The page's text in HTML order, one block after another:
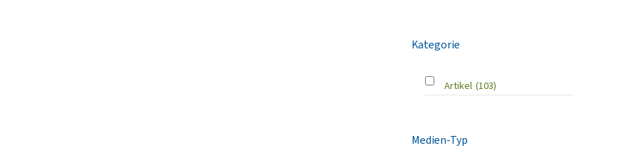
Kategorie
Artikel (103)
Medien-Typ